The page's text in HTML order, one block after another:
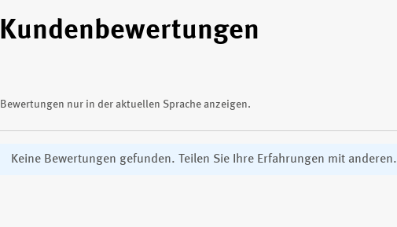
Kundenbewertungen
Bewertungen nur in der aktuellen Sprache anzeigen.
Keine Bewertungen gefunden. Teilen Sie Ihre Erfahrungen mit anderen.